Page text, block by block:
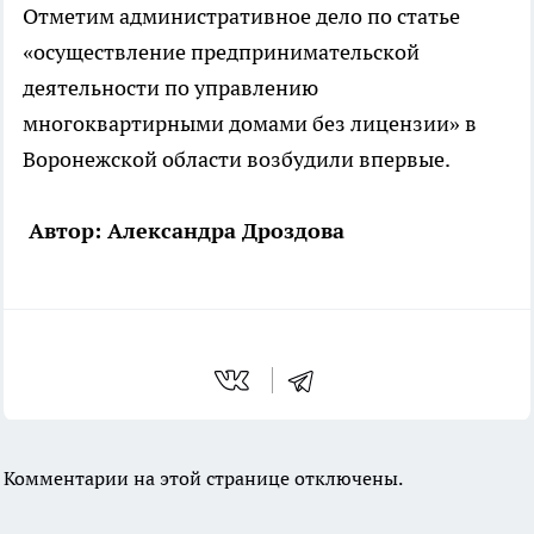
Отметим административное дело по статье
«осуществление предпринимательской
деятельности по управлению
многоквартирными домами без лицензии» в
Воронежской области возбудили впервые.
Автор: Александра Дроздова
Комментарии на этой странице отключены.